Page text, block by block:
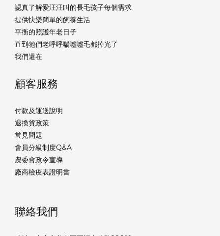
認真了解愛汪汪叫的長毛孩子每個需求
提供快樂簡單的飼養生活
平衡的照護年老日子
直到牠們老呼呼喘噓噓毛都掉光了
我們還在
顧客服務
付款及運送說明
退換貨政策
常見問題
會員分級制度Q&A
農委會政令宣導
廠商檢疫表證明書
聯絡我們